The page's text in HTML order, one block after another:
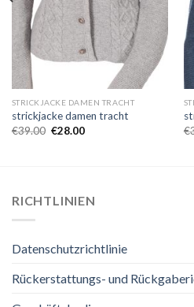
STRICKJACKE DAMEN TRACHT
strickjacke damen tracht
€39.00 €28.00
€
RICHTLINIEN
Datenschutzrichtlinie
Rückerstattungs- und